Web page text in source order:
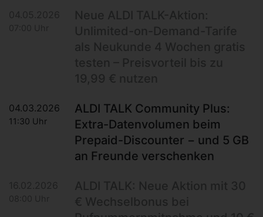
04.03.2026
11:30 Uhr
ALDI TALK Community Plus:
Extra-Datenvolumen beim
Prepaid-Discounter − und 5 GB
an Freunde verschenken